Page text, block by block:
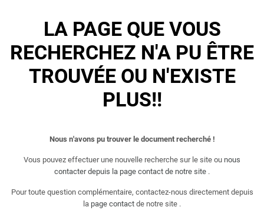
LA PAGE QUE VOUS
RECHERCHEZ N'A PU ÊTRE
TROUVÉE OU N'EXISTE
PLUS!!
Nous n'avons pu trouver le document recherché !
Vous pouvez effectuer une nouvelle recherche sur le site ou nous
contacter depuis la page contact de notre site .
Pour toute question complémentaire, contactez-nous directement depuis
la page contact de notre site .